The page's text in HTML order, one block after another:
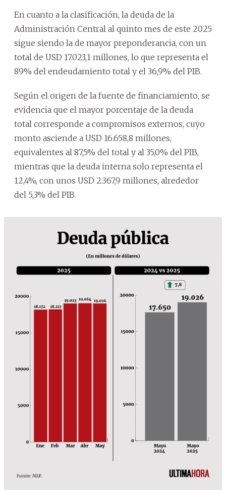
En cuanto a la clasificación, la deuda de la
Administración Central al quinto mes de este 2025
sigue siendo la de mayor preponderancia, con un
total de USD 17.023,1 millones, lo que representa el
89% del endeudamiento total y el 36,9% del PIB.
Según el origen de la fuente de financiamiento, se
evidencia que el mayor porcentaje de la deuda
total corresponde a compromisos externos, cuyo
monto asciende a USD 16.658,8 millones,
equivalentes al 87,5% del total y al 35,0% del PIB,
mientras que la deuda interna solo representa el
12,4%, con unos USD 2.367,9 millones, alrededor
del 5,3% del PIB.